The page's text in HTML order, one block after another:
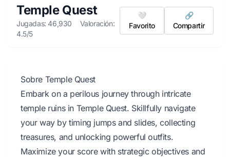
Temple Quest
Jugadas: 46,930
Valoración:
4.5/5
🤍
Favorito
🔗
Compartir
Sobre Temple Quest
Embark on a perilous journey through intricate
temple ruins in Temple Quest. Skillfully navigate
your way by timing jumps and slides, collecting
treasures, and unlocking powerful outfits.
Maximize your score with strategic objectives and